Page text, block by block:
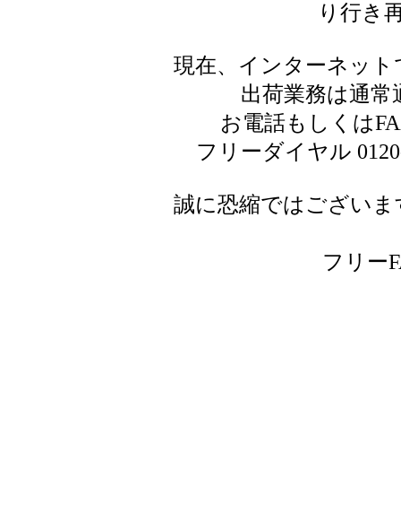
り行き
現在、インターネッ
出荷業務は通
お電話もしくは
フリーダイヤル
誠に恐縮ではござい
フリー